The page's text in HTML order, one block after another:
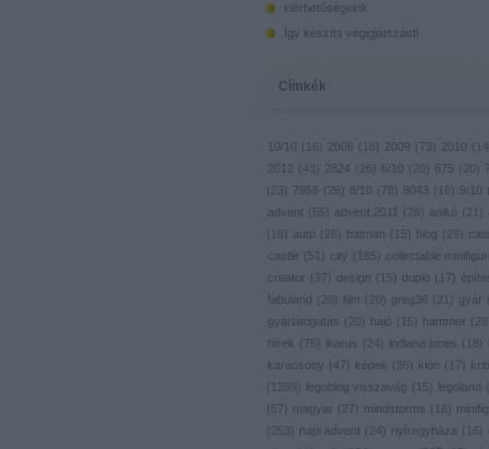
elérhetőségeink
Így készíts végigjátszást!
Címkék
10/10 ( 16 ) 2008 ( 18 ) 2009 ( 73) 2010 (
2012 ( 43) 2824 ( 26 ) 6/10 ( 20) 675 ( 20)
( 23) 7958 ( 26 ) 8/10 ( 78 ) 8043 ( 16 ) 9/10 (
advent ( 55) advent 2011 ( 26 ) anikó ( 21 )
(
18 ) autó ( 26 ) batman ( 15) blog ( 29)
castle ( 51 ) city ( 185) collectable
creator ( 37) design ( 15) duplo ( 17)
fabuland ( 20) film ( 20) greg36 ( 21 ) gyár (
gyárlátogatás ( 20) hajó ( 15) hammer ( 28
hírek ( 75) ikarus ( 24) indiana jones ( 18 )
karácsony ( 47) képek ( 36 ) klón ( 17)
(
1259) legoblog visszavág ( 15) legoland (
( 57) magyar ( 27) mindstorms ( 16 ) minifig
( 253) napi advent ( 24) nyíregyháza ( 16 )